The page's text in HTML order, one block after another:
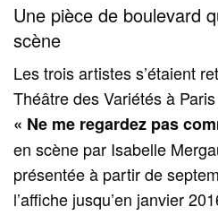
Une pièce de boulevard
scène
Les trois artistes s’étaient
Théâtre des Variétés à
« Ne me regardez pas
en scène par Isabelle
présentée à partir de
l’affiche jusqu’en janvier